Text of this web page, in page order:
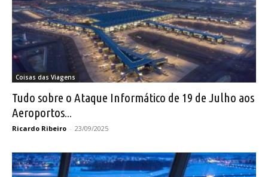
Coisas das Viagens
Tudo sobre o Ataque Informático de 19 de Julho aos
Aeroportos...
Ricardo Ribeiro - 23/09/2025